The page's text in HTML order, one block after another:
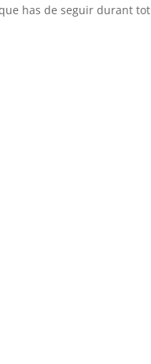
has de seguir durant tot